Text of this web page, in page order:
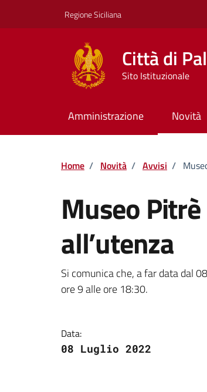
Regione Siciliana
Città di
Sito Istituzionale
Amministrazione Novità
Home / Novità / Avvisi /
Museo
all’utenza
Dettagli della
Si comunica che, a far data dal
ore 9 alle ore 18:30.
Data:
08 Luglio 2022